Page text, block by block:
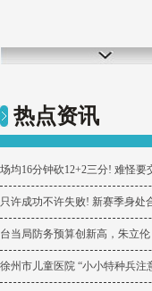
热点资讯